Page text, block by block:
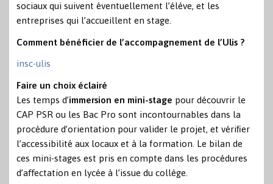
sociaux qui suivent éventuellement l’élève, et les
entreprises qui l’accueillent en stage.
Comment bénéficier de l’accompagnement de l’Ulis ?
insc-ulis
Faire un choix éclairé
Les temps d’immersion en mini-stage pour découvrir le
CAP PSR ou les Bac Pro sont incontournables dans la
procédure d’orientation pour valider le projet, et vériﬁer
l’accessibilité aux locaux et à la formation. Le bilan de
ces mini-stages est pris en compte dans les procédures
d’aﬀectation en lycée à l’issue du collège.